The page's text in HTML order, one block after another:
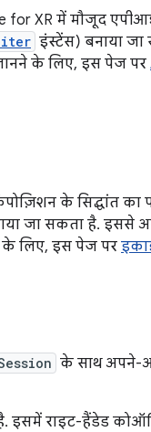
for XR में मौजूद
इंस्टेंस) बनाया
के लिए, इस पेज पर
के सिद्धांत का
जा सकता है.
के लिए, इस पेज पर
के साथ अपने-
इसमें राइट-हैंडेड